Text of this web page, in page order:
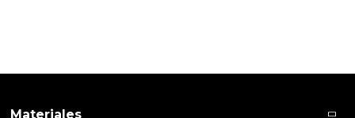
Materiales